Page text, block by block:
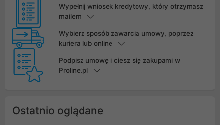
Wypełnij wniosek kredytowy, który otrzymasz
mailem
Wybierz sposób zawarcia umowy, poprzez
kuriera lub online
Podpisz umowę i ciesz się zakupami w
Proline.pl
Ostatnio oglądane